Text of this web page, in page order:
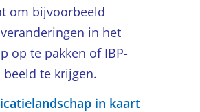
om bijvoorbeeld
in het
op te pakken of IBP-
beeld te krijgen.
in kaart